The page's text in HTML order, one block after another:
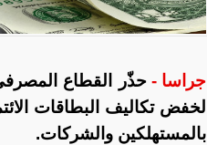
جراسا - حذّر القطاع
لخفض تكاليف البطاقات
بالمستهلكين والشركات.